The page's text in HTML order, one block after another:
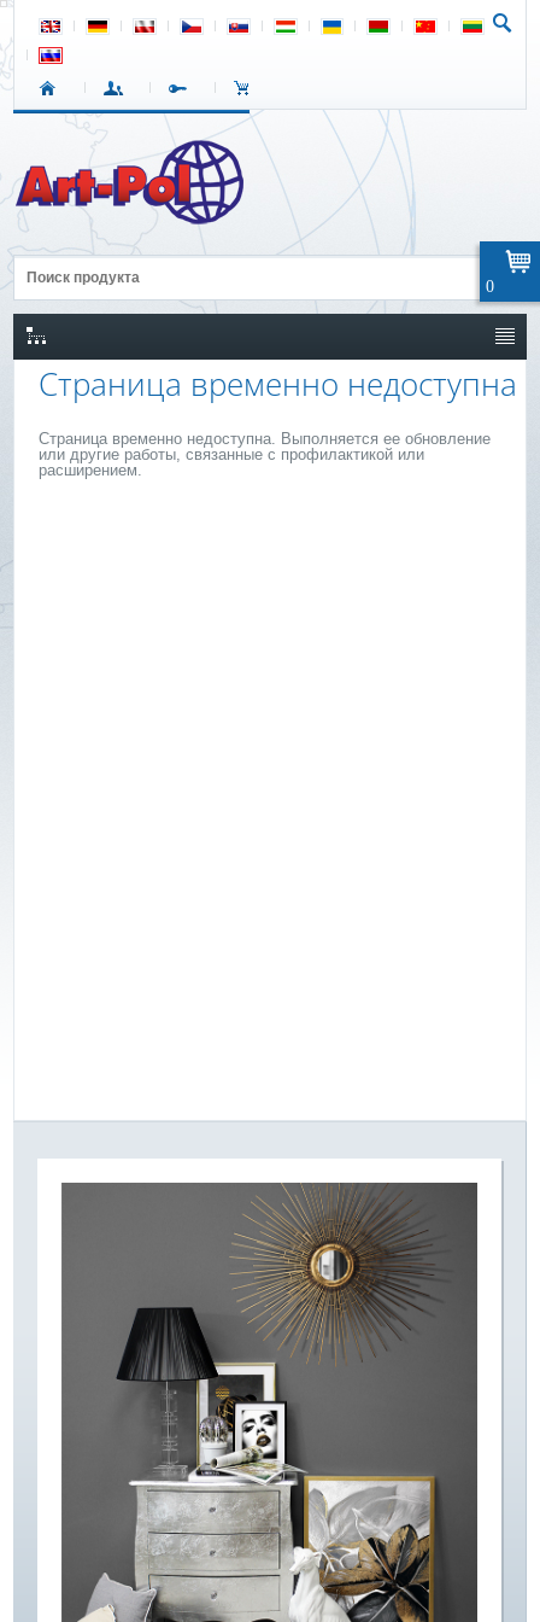
Страница временно недоступна
Страница временно недоступна. Выполняется ее обновление
или другие работы, связанные с профилактикой или
расширением.
0